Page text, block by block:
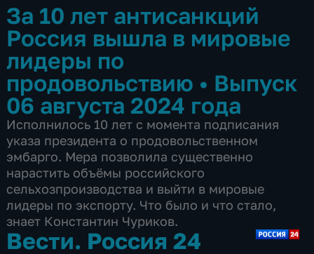
За 10 лет антисанкций
Россия вышла в мировые
лидеры по
продовольствию • Выпуск
06 августа 2024 года
Исполнилось 10 лет с момента подписания
указа президента о продовольственном
эмбарго. Мера позволила существенно
нарастить объёмы российского
сельхозпроизводства и выйти в мировые
лидеры по экспорту. Что было и что стало,
знает Константин Чуриков.
Вести. Россия 24